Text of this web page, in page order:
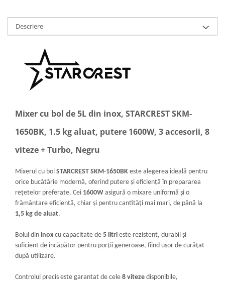
Descriere
Mixer cu bol de 5L din inox, STARCREST SKM-
1650BK, 1.5 kg aluat, putere 1600W, 3 accesorii, 8
viteze + Turbo, Negru
Mixerul cu bol STARCREST SKM-1650BK este alegerea ideală pentru
orice bucătărie modernă, oferind putere și eficiență în prepararea
rețetelor preferate. Cei 1600W asigură o mixare uniformă și o
frământare eficientă, chiar și pentru cantități mai mari, de până la
1,5 kg de aluat.
Bolul din inox cu capacitate de 5 litri este rezistent, durabil și
suficient de încăpător pentru porții generoase, fiind ușor de curățat
după utilizare.
Controlul precis este garantat de cele 8 viteze disponibile,